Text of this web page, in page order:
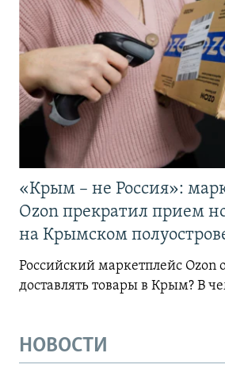
«Крым – не Россия»:
Ozon прекратил прием
на Крымском
Российский маркетплейс Ozon
доставлять товары в Крым? В
НОВОСТИ